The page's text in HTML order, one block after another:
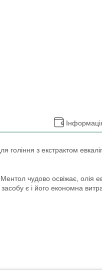
гоління з екстрактом
чудово освіжає, олія
є і його економна